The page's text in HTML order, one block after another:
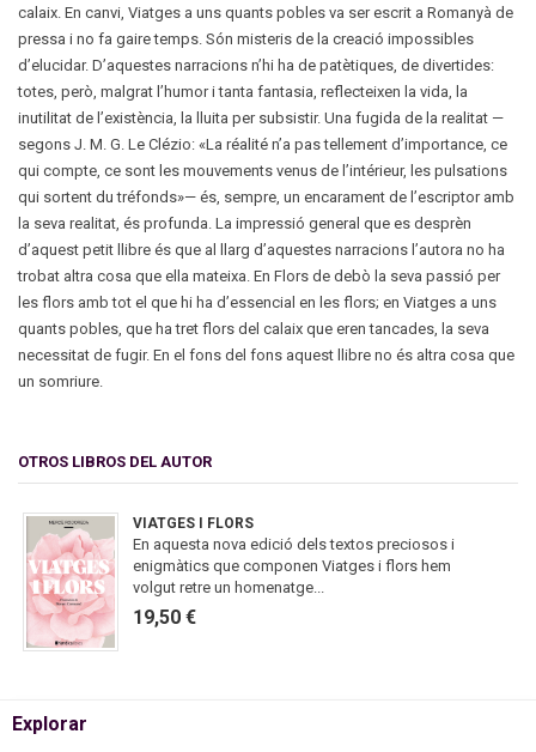
calaix. En canvi, Viatges a uns quants pobles va ser escrit a Romanyà de
pressa i no fa gaire temps. Són misteris de la creació impossibles
d’elucidar. D’aquestes narracions n’hi ha de patètiques, de divertides:
totes, però, malgrat l’humor i tanta fantasia, reflecteixen la vida, la
inutilitat de l’existència, la lluita per subsistir. Una fugida de la realitat —
segons J. M. G. Le Clézio: «La réalité n’a pas tellement d’importance, ce
qui compte, ce sont les mouvements venus de l’intérieur, les pulsations
qui sortent du tréfonds»— és, sempre, un encarament de l’escriptor amb
la seva realitat, és profunda. La impressió general que es desprèn
d’aquest petit llibre és que al llarg d’aquestes narracions l’autora no ha
trobat altra cosa que ella mateixa. En Flors de debò la seva passió per
les flors amb tot el que hi ha d’essencial en les flors; en Viatges a uns
quants pobles, que ha tret flors del calaix que eren tancades, la seva
necessitat de fugir. En el fons del fons aquest llibre no és altra cosa que
un somriure.
OTROS LIBROS DEL AUTOR
VIATGES I FLORS
En aquesta nova edició dels textos preciosos i
enigmàtics que componen Viatges i flors hem
volgut retre un homenatge...
19,50 €
Explorar